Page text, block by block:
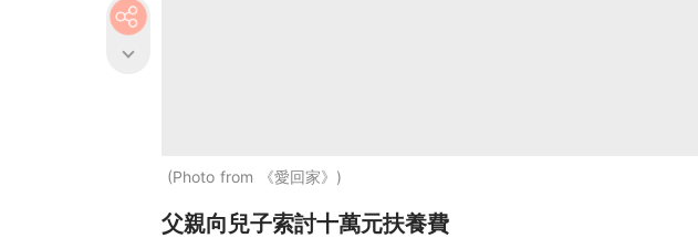
Photo from 《愛回家》
父親向兒子索討十萬元扶養費